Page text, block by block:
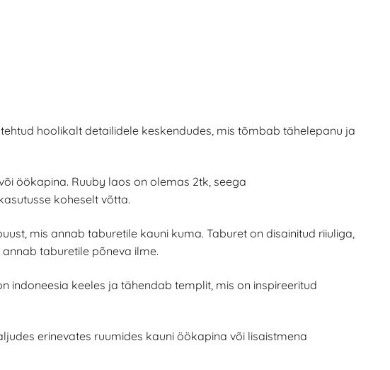
hoolikalt detailidele keskendudes, mis tõmbab tähelepanu ja
öökapina. Ruuby laos on olemas 2tk, seega
koheselt võtta.
mis annab taburetile kauni kuma. Taburet on disainitud riiuliga,
taburetile põneva ilme.
indoneesia keeles ja tähendab templit, mis on inspireeritud
erinevates ruumides kauni öökapina või lisaistmena